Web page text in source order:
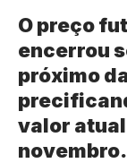
O preço
encerrou
próximo
valor
novembro.